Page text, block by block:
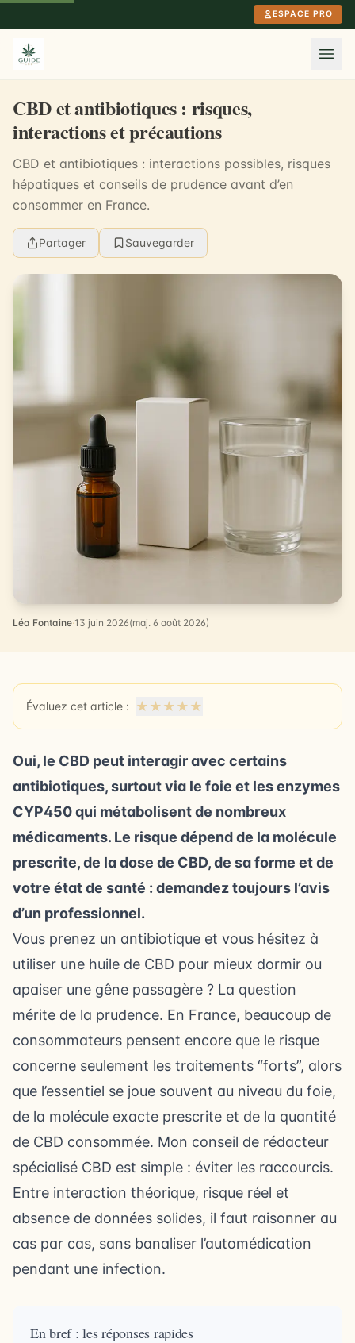
ESPACE PRO
CBD et antibiotiques : risques,
interactions et précautions
CBD et antibiotiques : interactions possibles, risques
hépatiques et conseils de prudence avant d’en
consommer en France.
Partager Sauvegarder
Léa Fontaine·13 juin 2026(maj. 6 août 2026)
Évaluez cet article : ★ ★ ★ ★ ★
Oui, le CBD peut interagir avec certains
antibiotiques, surtout via le foie et les enzymes
CYP450 qui métabolisent de nombreux
médicaments. Le risque dépend de la molécule
prescrite, de la dose de CBD, de sa forme et de
votre état de santé : demandez toujours l’avis
d’un professionnel.
Vous prenez un antibiotique et vous hésitez à
utiliser une huile de CBD pour mieux dormir ou
apaiser une gêne passagère ? La question
mérite de la prudence. En France, beaucoup de
consommateurs pensent encore que le risque
concerne seulement les traitements “forts”, alors
que l’essentiel se joue souvent au niveau du foie,
de la molécule exacte prescrite et de la quantité
de CBD consommée. Mon conseil de rédacteur
spécialisé CBD est simple : éviter les raccourcis.
Entre interaction théorique, risque réel et
absence de données solides, il faut raisonner au
cas par cas, sans banaliser l’automédication
pendant une infection.
En bref : les réponses rapides